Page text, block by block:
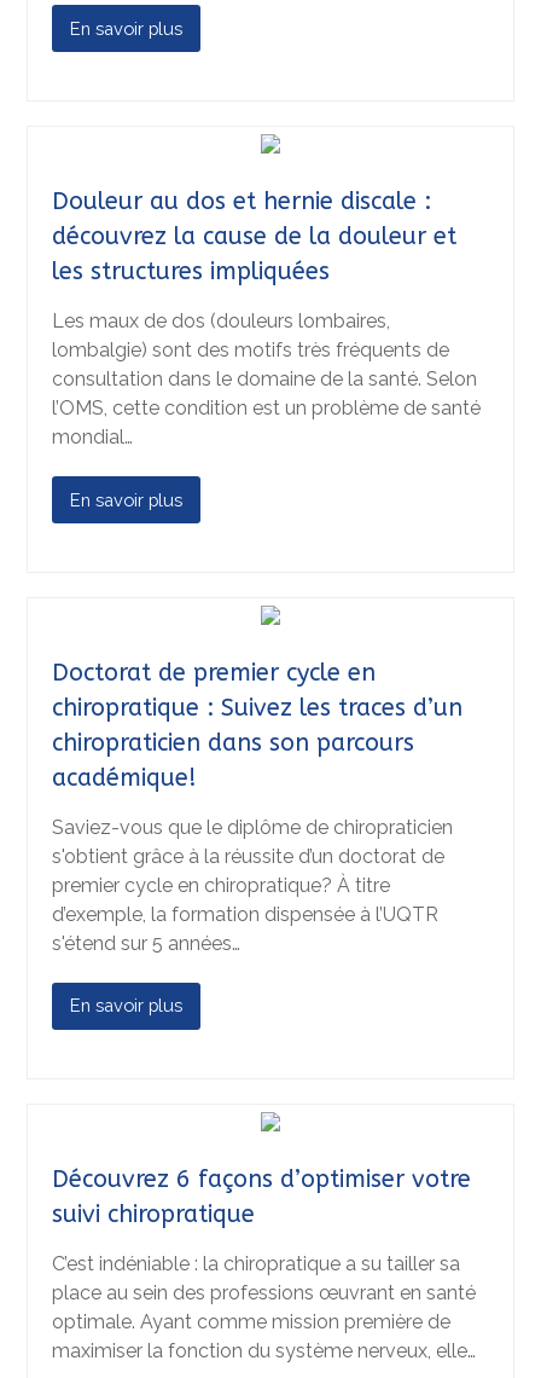
En savoir plus
Douleur au dos et hernie discale :
découvrez la cause de la douleur et
les structures impliquées
Les maux de dos (douleurs lombaires,
lombalgie) sont des motifs très fréquents de
consultation dans le domaine de la santé. Selon
l’OMS, cette condition est un problème de santé
mondial…
En savoir plus
Doctorat de premier cycle en
chiropratique : Suivez les traces d’un
chiropraticien dans son parcours
académique!
Saviez-vous que le diplôme de chiropraticien
s'obtient grâce à la réussite d’un doctorat de
premier cycle en chiropratique? À titre
d’exemple, la formation dispensée à l’UQTR
s'étend sur 5 années…
En savoir plus
Découvrez 6 façons d’optimiser votre
suivi chiropratique
C’est indéniable : la chiropratique a su tailler sa
place au sein des professions œuvrant en santé
optimale. Ayant comme mission première de
maximiser la fonction du système nerveux, elle…